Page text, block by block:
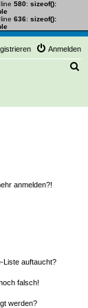
580: sizeof():
636: sizeof():
Anmelden
anmelden?!
Liste auftaucht?
falsch!
werden?